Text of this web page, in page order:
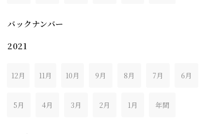
バックナンバー
2021
12月 11月 10月 9月 8月 7月 6月
5月 4月 3月 2月 1月 年間